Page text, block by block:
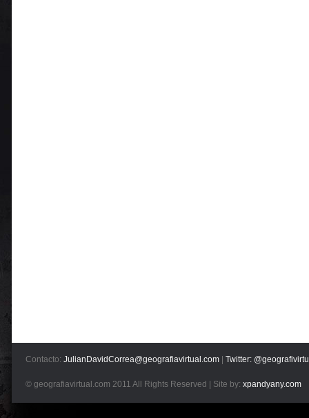
Contacto: JulianDavidCorrea@geografiavirtual.com Twitter:
© geografiavirtual.com 2011 All Rights Reserved | Site by: xpandyany.com